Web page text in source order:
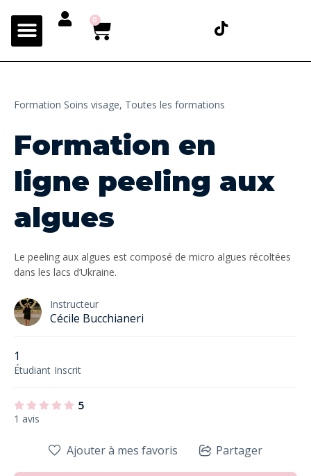
0
Formation Soins visage, Toutes les formations
Formation en
ligne peeling aux
algues
Le peeling aux algues est composé de micro algues récoltées
dans les lacs d’Ukraine.
Instructeur
Cécile Bucchianeri
1
Étudiant Inscrit
5
1 avis
Ajouter à mes favoris Partager